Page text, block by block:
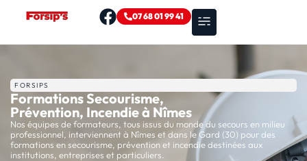
07 68 01 99 41
FORSIPS
Formations Secourisme,
Prévention, Incendie à Nîmes
Nos équipes de formateurs, tous issus du monde du secours en milieu
professionnel, interviennent à Nîmes et dans le Gard (30) pour des
formations en secourisme, prévention et incendie destinées aux
institutions, entreprises et particuliers.